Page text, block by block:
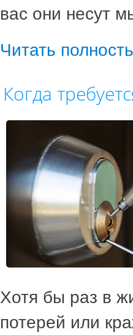
вас они несут
Читать
Когда
Хотя бы раз в
потерей или